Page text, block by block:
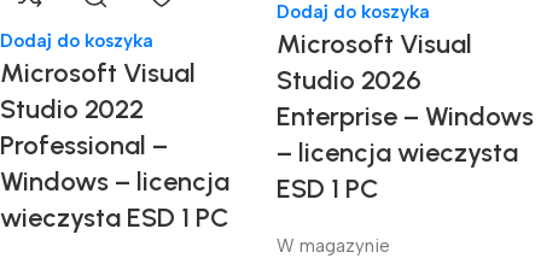
Dodaj do koszyka
Microsoft Visual
Studio 2022
Professional –
Windows – licencja
wieczysta ESD 1 PC
Dodaj do koszyka
Microsoft Visual
Studio 2026
Enterprise – Windows
– licencja wieczysta
ESD 1 PC
W magazynie